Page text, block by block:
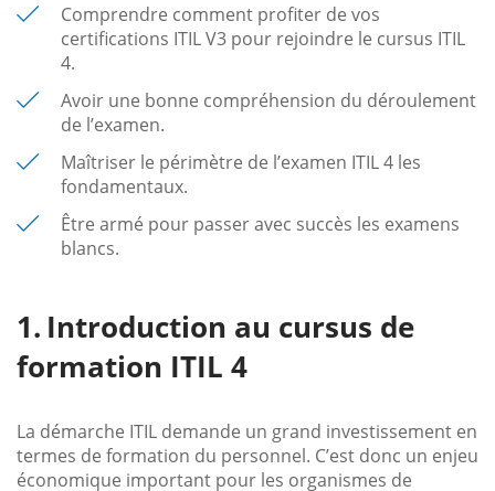
Comprendre comment profiter de vos
certifications ITIL V3 pour rejoindre le cursus ITIL
4.
Avoir une bonne compréhension du déroulement
de l’examen.
Maîtriser le périmètre de l’examen ITIL 4 les
fondamentaux.
Être armé pour passer avec succès les examens
blancs.
Introduction au cursus de
formation ITIL 4
La démarche ITIL demande un grand investissement en
termes de formation du personnel. C’est donc un enjeu
économique important pour les organismes de